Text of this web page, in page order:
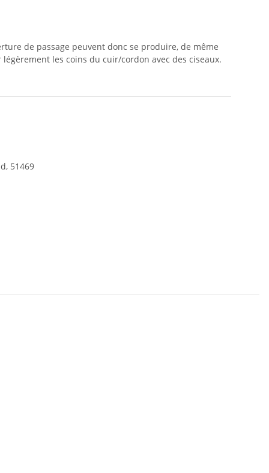
de passage peuvent donc se produire, de même
les coins du cuir/cordon avec des ciseaux.
51469